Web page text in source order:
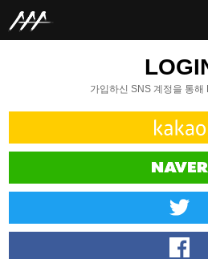
가입하신 SNS 계정을 통해